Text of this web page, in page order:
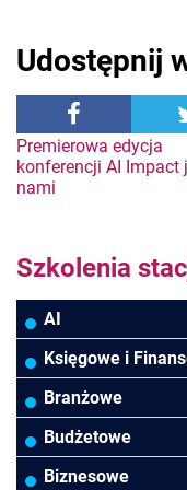
Udostępnij
Nawigacja
wpisu
Premierowa edycja
konferencji AI Impact
nami
Szkolenia
AI
Księgowe i
Podatki VAT/CIT/
Rachunkowość
Finanse
Branżowe
Banki
Budowlana/
Budżetowe
Rachunkowość
Biznesowe